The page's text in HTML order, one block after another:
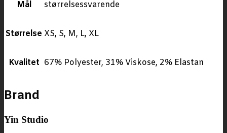
Mål størrelsessvarende
Størrelse XS, S, M, L, XL
Kvalitet 67% Polyester, 31% Viskose, 2% Elastan
Brand
Yin Studio